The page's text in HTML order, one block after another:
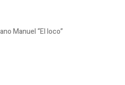
Manuel “El loco”